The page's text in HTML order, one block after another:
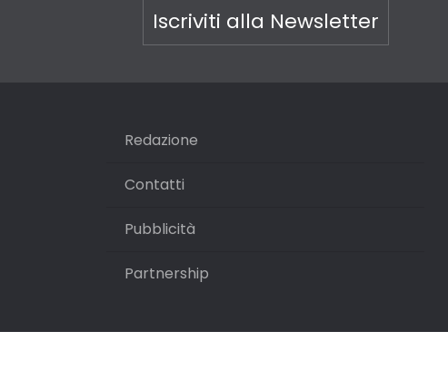
Iscriviti alla Newsletter
Redazione
Contatti
Pubblicità
Partnership